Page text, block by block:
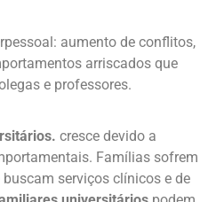
aumento de conflitos,
arriscados que
e professores.
cresce devido a
Famílias sofrem
serviços clínicos e de